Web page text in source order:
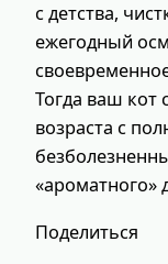
с детства,
ежегодный
Тогда ваш кот
возраста с
«ароматного»
Поделиться